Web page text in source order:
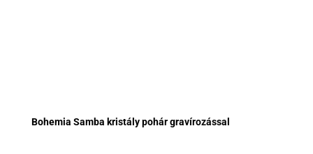
Bohemia Samba kristály pohár gravírozással